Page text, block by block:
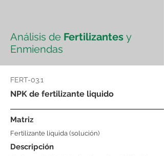
Análisis de Fertilizantes y
Enmiendas
FERT-03.1
NPK de fertilizante liquido
Matriz
Fertilizante liquida (solución)
Descripción